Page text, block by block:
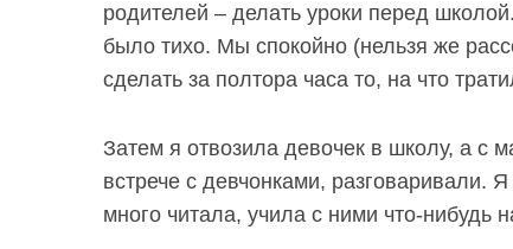
родителей – делать уроки перед
было тихо. Мы спокойно (нельзя же
сделать за полтора часа то, на что
Затем я отвозила девочек в школу, а с
встрече с девчонками, разговаривали.
много читала, учила с ними что-нибудь
r
c
h
r
: